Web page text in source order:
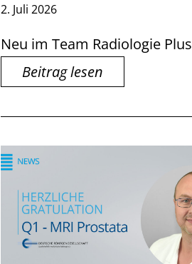
2. Juli 2026
Neu im Team Radiologie Plus
Beitrag lesen